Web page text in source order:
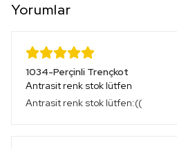
Yorumlar
1034-Perçinli Trençkot
Antrasit renk stok lütfen
Antrasit renk stok lütfen:((